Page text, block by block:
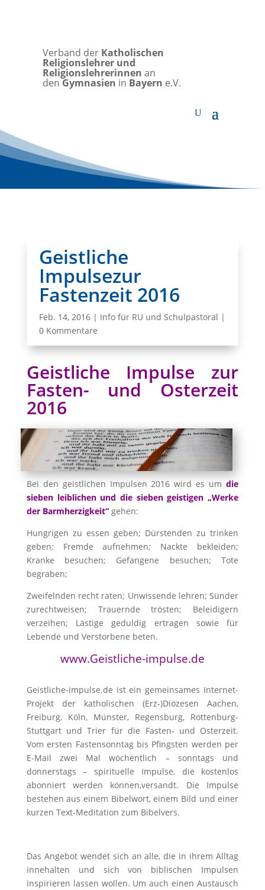
Verband der Katholischen
Religionslehrer und
Religionslehrerinnen an
denGymnasien in Bayern e.V.
Geistliche
Impulsezur
Fastenzeit 2016
Feb. 14, 2016| Info für RU und Schulpastoral |
0 Kommentare
Geistliche Impulse zur
Fasten- und Osterzeit
2016
Bei den geistlichen Impulsen 2016 wird es umdie
sieben leiblichen und die sieben geistigen „Werke
der Barmherzigkeit“gehen:
Hungrigen zu essen geben; Dürstenden zu trinken
geben; Fremde aufnehmen; Nackte bekleiden;
Kranke besuchen; Gefangene besuchen; Tote
begraben;
Zweifelnden recht raten; Unwissende lehren; Sünder
zurechtweisen; Trauernde trösten; Beleidigern
verzeihen; Lästige geduldig ertragen sowie für
Lebende und Verstorbene beten.
www.Geistliche-impulse.de
Geistliche-impulse.de ist ein gemeinsames Internet-
Projekt der katholischen (Erz-)Diözesen Aachen,
Freiburg, Köln, Münster, Regensburg, Rottenburg-
Stuttgart und Trier für die Fasten- und Osterzeit.
Vom ersten Fastensonntag bis Pfingsten werden per
E-Mail zwei Mal wöchentlich – sonntags und
donnerstags – spirituelle Impulse, die kostenlos
abonniert werden können,versandt. Die Impulse
bestehen aus einem Bibelwort, einem Bild und einer
kurzen Text-Meditation zum Bibelvers.
Das Angebot wendet sich an alle, die in ihrem Alltag
innehalten und sich von biblischen Impulsen
inspirieren lassen wollen. Um auch einen Austausch